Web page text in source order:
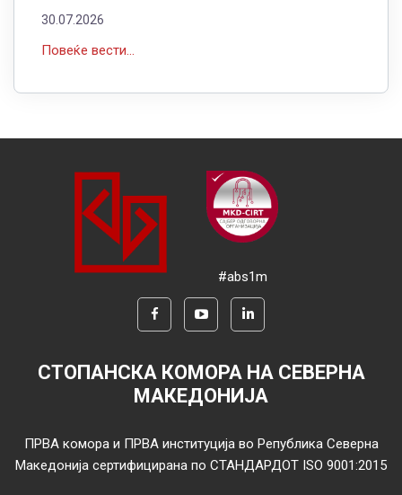
30.07.2026
Повеќе вести...
#abs1m
СТОПАНСКА КОМОРА НА СЕВЕРНА
МАКЕДОНИЈА
ПРВА комора и ПРВА институција во Република Северна
Македонија сертифицирана по СТАНДАРДОТ ISO 9001:2015